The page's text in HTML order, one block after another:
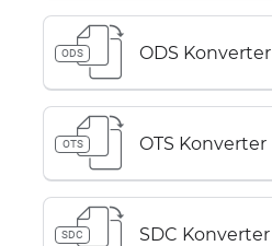
ODS ODS Konverter
OTS OTS Konverter
SDC SDC Konverter